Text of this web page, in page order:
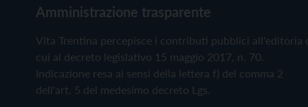
Amministrazione trasparente
Vita Trentina percepisce i contributi pubblici all'editoria
cui al decreto legislativo 15 maggio 2017, n. 70.
Indicazione resa ai sensi della lettera f) del comma 2
dell'art. 5 del medesimo decreto Lgs.